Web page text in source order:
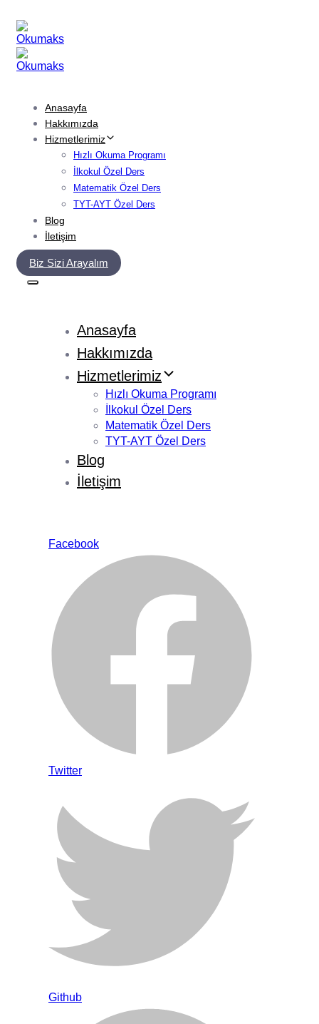
links
primary
navigation
Skip
content
Anasayfa
Hakkımızda
Hizmetlerimiz
Hızlı Okuma Programı
İlkokul Özel Ders
Matematik Özel Ders
TYT-AYT Özel Ders
Blog
İletişim
Biz Sizi Arayalım
Anasayfa
Hakkımızda
Hizmetlerimiz
Hızlı Okuma Programı
İlkokul Özel Ders
Matematik Özel Ders
TYT-AYT Özel Ders
Blog
İletişim
Facebook
Twitter
Github